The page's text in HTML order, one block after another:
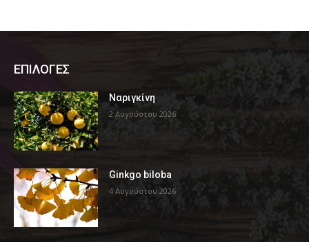
ΕΠΙΛΟΓΕΣ
Ναριγκίνη
2 Αυγούστου 2026
Ginkgo biloba
4 Αυγούστου 2026